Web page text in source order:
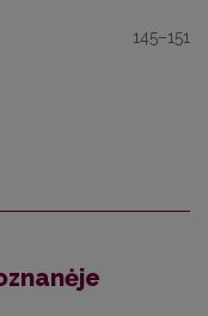
145–151